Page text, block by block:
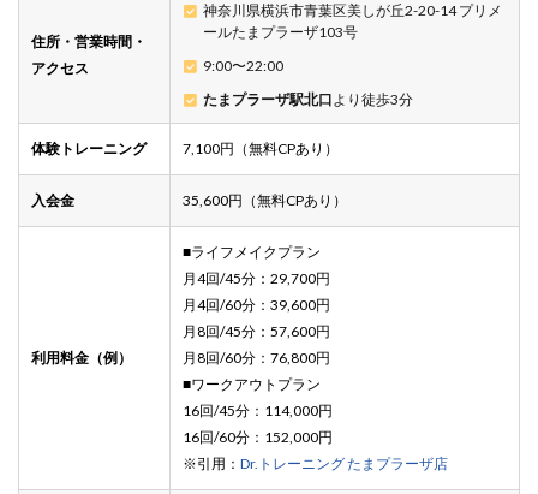
住所・営業時間・
アクセス
神奈川県横浜市青葉区美しが丘2-20-14 プリメ
ールたまプラーザ103号
9:00〜22:00
たまプラーザ駅北口より徒歩3分
体験トレーニング 7,100円（無料CPあり）
入会金 35,600円（無料CPあり）
利用料金（例）
■ライフメイクプラン
月4回/45分：29,700円
月4回/60分：39,600円
月8回/45分：57,600円
月8回/60分：76,800円
■ワークアウトプラン
16回/45分：114,000円
16回/60分：152,000円
※引用： Dr.トレーニング たまプラーザ店